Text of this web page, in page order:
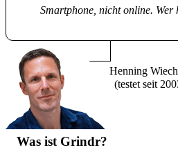
Smartphone, nicht online.
Henning
(testet seit
Was ist Grindr?